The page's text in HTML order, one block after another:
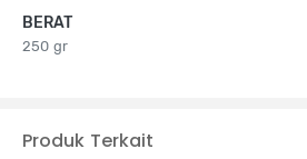
BERAT
250 gr
Produk Terkait